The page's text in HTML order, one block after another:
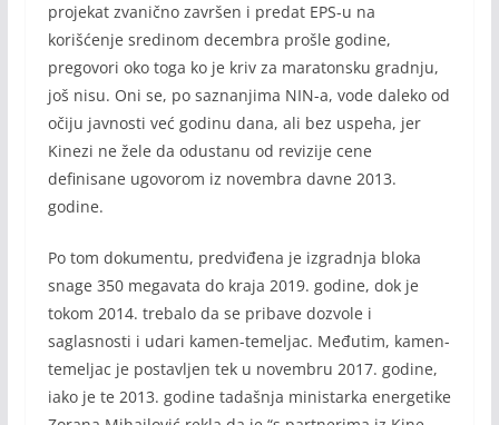
projekat zvanično završen i predat EPS-u na
korišćenje sredinom decembra prošle godine,
pregovori oko toga ko je kriv za maratonsku gradnju,
još nisu. Oni se, po saznanjima NIN-a, vode daleko od
očiju javnosti već godinu dana, ali bez uspeha, jer
Kinezi ne žele da odustanu od revizije cene
definisane ugovorom iz novembra davne 2013.
godine.
Po tom dokumentu, predviđena je izgradnja bloka
snage 350 megavata do kraja 2019. godine, dok je
tokom 2014. trebalo da se pribave dozvole i
saglasnosti i udari kamen-temeljac. Međutim, kamen-
temeljac je postavljen tek u novembru 2017. godine,
iako je te 2013. godine tadašnja ministarka energetike